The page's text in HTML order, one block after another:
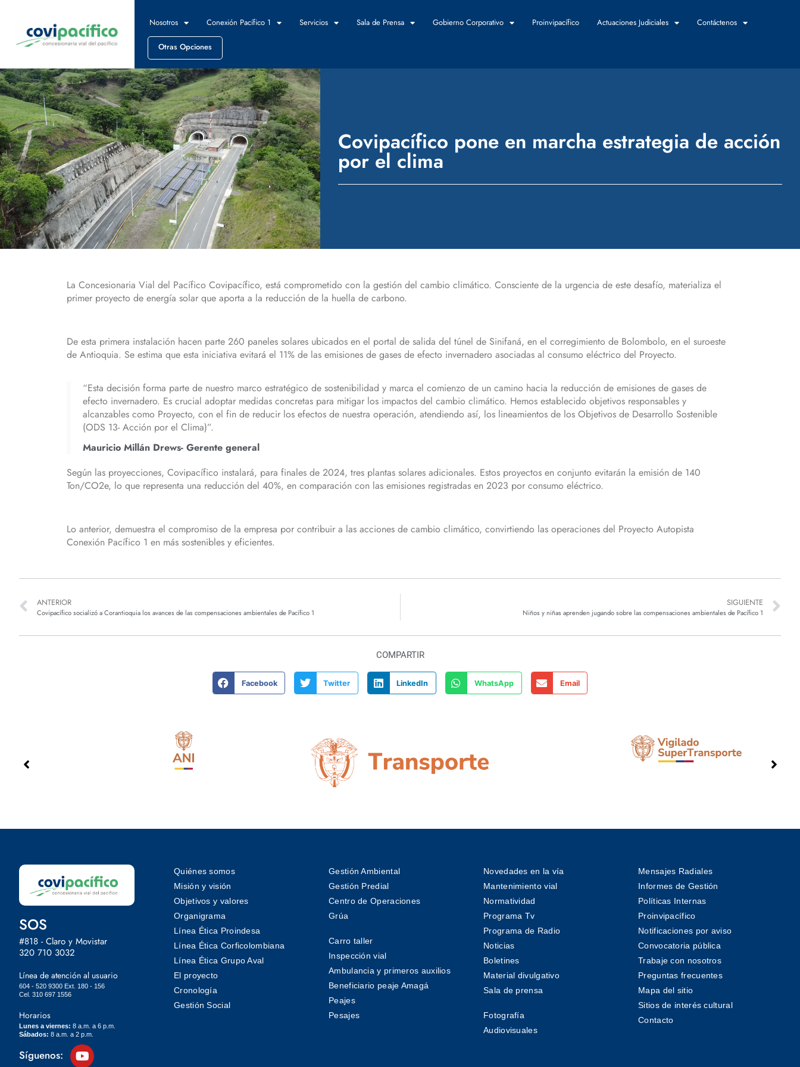
Nosotros Conexión Pacífico 1 Servicios Sala de Prensa Gobierno Corporativo Proinvipacífico Actuaciones Judiciales Contáctenos
Otras Opciones
Covipacífico pone en marcha estrategia de acción
por el clima
La Concesionaria Vial del Pacífico Covipacífico, está comprometido con la gestión del cambio climático. Consciente de la urgencia de este desafío, materializa el
primer proyecto de energía solar que aporta a la reducción de la huella de carbono.
De esta primera instalación hacen parte 260 paneles solares ubicados en el portal de salida del túnel de Sinifaná, en el corregimiento de Bolombolo, en el suroeste
de Antioquia. Se estima que esta iniciativa evitará el 11% de las emisiones de gases de efecto invernadero asociadas al consumo eléctrico del Proyecto.
“Esta decisión forma parte de nuestro marco estratégico de sostenibilidad y marca el comienzo de un camino hacia la reducción de emisiones de gases de
efecto invernadero. Es crucial adoptar medidas concretas para mitigar los impactos del cambio climático. Hemos establecido objetivos responsables y
alcanzables como Proyecto, con el fin de reducir los efectos de nuestra operación, atendiendo así, los lineamientos de los Objetivos de Desarrollo Sostenible
(ODS 13- Acción por el Clima)”.
Mauricio Millán Drews- Gerente general
Según las proyecciones, Covipacífico instalará, para finales de 2024, tres plantas solares adicionales. Estos proyectos en conjunto evitarán la emisión de 140
Ton/CO2e, lo que representa una reducción del 40%, en comparación con las emisiones registradas en 2023 por consumo eléctrico.
Lo anterior, demuestra el compromiso de la empresa por contribuir a las acciones de cambio climático, convirtiendo las operaciones del Proyecto Autopista
Conexión Pacífico 1 en más sostenibles y eficientes.
ANTERIOR
Covipacífico socializó a Corantioquia los avances de las compensaciones ambientales de Pacífico 1
SIGUIENTE
Niños y niñas aprenden jugando sobre las compensaciones ambientales de Pacífico 1
COMPARTIR
Facebook Twitter LinkedIn WhatsApp Email
SOS
#818 - Claro y Movistar
320 710 3032
Línea de atención al usuario
604 - 520 9300 Ext. 180 - 156
Cel. 310 697 1556
Horarios
Lunes a viernes: 8 a.m. a 6 p.m.
Sábados: 8 a.m. a 2 p.m.
Síguenos:
Quiénes somos
Misión y visión
Objetivos y valores
Organigrama
Línea Ética Proindesa
Línea Ética Corficolombiana
Línea Ética Grupo Aval
El proyecto
Cronología
Gestión Social
Gestión Ambiental
Gestión Predial
Centro de Operaciones
Grúa
Carro taller
Inspección vial
Ambulancia y primeros auxilios
Beneficiario peaje Amagá
Peajes
Pesajes
Novedades en la vía
Mantenimiento vial
Normatividad
Programa Tv
Programa de Radio
Noticias
Boletines
Material divulgativo
Sala de prensa
Fotografía
Audiovisuales
Mensajes Radiales
Informes de Gestión
Políticas Internas
Proinvipacífico
Notificaciones por aviso
Convocatoria pública
Trabaje con nosotros
Preguntas frecuentes
Mapa del sitio
Sitios de interés cultural
Contacto